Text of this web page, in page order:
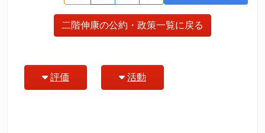
二階伸康の公約・政策一覧に戻る
評価 活動